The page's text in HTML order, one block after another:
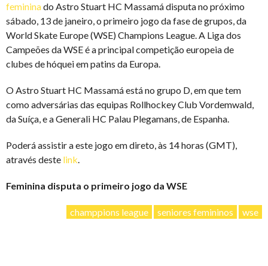
femininado Astro Stuart HC Massamá disputa no próximo
sábado, 13 de janeiro, o primeiro jogo da fase de grupos, da
World Skate Europe (WSE) Champions League. A Liga dos
Campeões da WSE é a principal competição europeia de
clubes de hóquei em patins da Europa.
O Astro Stuart HC Massamá está no grupo D, em que tem
como adversárias das equipas Rollhockey Club Vordemwald,
da Suíça, e a Generali HC Palau Plegamans, de Espanha.
Poderá assistir a este jogo em direto, às 14 horas (GMT),
através deste link.
Feminina disputa o primeiro jogo da WSE
champpions league seniores femininos wse